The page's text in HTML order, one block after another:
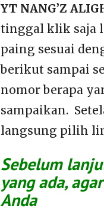
YT NANG’Z
tinggal klik saja
paing sesuai
berikut sampai
nomor berapa
sampaikan.
langsung pilih
Sebelum
yang ada,
Anda